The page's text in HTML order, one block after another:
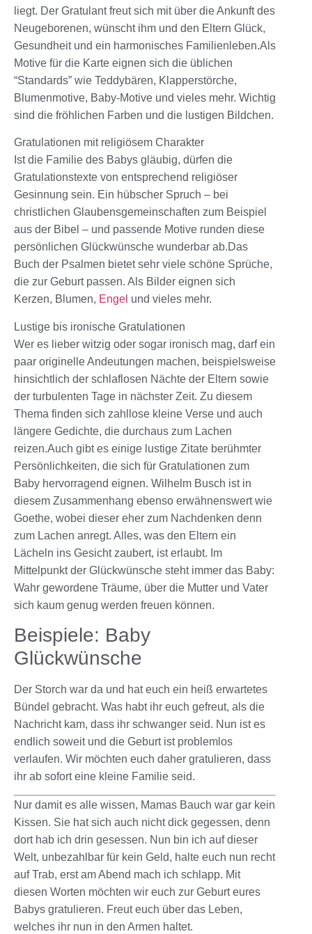
liegt. Der Gratulant freut sich mit über die Ankunft des
Neugeborenen, wünscht ihm und den Eltern Glück,
Gesundheit und ein harmonisches Familienleben.Als
Motive für die Karte eignen sich die üblichen
“Standards” wie Teddybären, Klapperstörche,
Blumenmotive, Baby-Motive und vieles mehr. Wichtig
sind die fröhlichen Farben und die lustigen Bildchen.
Gratulationen mit religiösem Charakter
Ist die Familie des Babys gläubig, dürfen die
Gratulationstexte von entsprechend religiöser
Gesinnung sein. Ein hübscher Spruch – bei
christlichen Glaubensgemeinschaften zum Beispiel
aus der Bibel – und passende Motive runden diese
persönlichen Glückwünsche wunderbar ab.Das
Buch der Psalmen bietet sehr viele schöne Sprüche,
die zur Geburt passen. Als Bilder eignen sich
Kerzen, Blumen, Engel und vieles mehr.
Lustige bis ironische Gratulationen
Wer es lieber witzig oder sogar ironisch mag, darf ein
paar originelle Andeutungen machen, beispielsweise
hinsichtlich der schlaflosen Nächte der Eltern sowie
der turbulenten Tage in nächster Zeit. Zu diesem
Thema finden sich zahllose kleine Verse und auch
längere Gedichte, die durchaus zum Lachen
reizen.Auch gibt es einige lustige Zitate berühmter
Persönlichkeiten, die sich für Gratulationen zum
Baby hervorragend eignen. Wilhelm Busch ist in
diesem Zusammenhang ebenso erwähnenswert wie
Goethe, wobei dieser eher zum Nachdenken denn
zum Lachen anregt. Alles, was den Eltern ein
Lächeln ins Gesicht zaubert, ist erlaubt. Im
Mittelpunkt der Glückwünsche steht immer das Baby:
Wahr gewordene Träume, über die Mutter und Vater
sich kaum genug werden freuen können.
Beispiele: Baby
Glückwünsche
Der Storch war da und hat euch ein heiß erwartetes
Bündel gebracht. Was habt ihr euch gefreut, als die
Nachricht kam, dass ihr schwanger seid. Nun ist es
endlich soweit und die Geburt ist problemlos
verlaufen. Wir möchten euch daher gratulieren, dass
ihr ab sofort eine kleine Familie seid.
Nur damit es alle wissen, Mamas Bauch war gar kein
Kissen. Sie hat sich auch nicht dick gegessen, denn
dort hab ich drin gesessen. Nun bin ich auf dieser
Welt, unbezahlbar für kein Geld, halte euch nun recht
auf Trab, erst am Abend mach ich schlapp. Mit
diesen Worten möchten wir euch zur Geburt eures
Babys gratulieren. Freut euch über das Leben,
welches ihr nun in den Armen haltet.